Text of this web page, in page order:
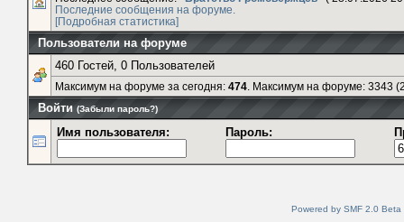
Последние сообщения на форуме.
[Подробная статистика]
Пользователи на форуме
460 Гостей, 0 Пользователей
Максимум на форуме за сегодня: 474 . Максимум на форуме: 3343
Войти(Забыли пароль?)
Имя пользователя: Пароль:
Powered by SMF 2.0 Beta